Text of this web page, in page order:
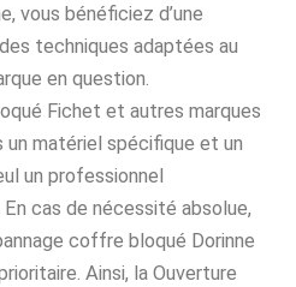
vous bénéficiez d’une
techniques adaptées au
en question.
Fichet et autres marques
matériel spécifique et un
un professionnel
cas de nécessité absolue,
coffre bloqué Dorinne
Ainsi, la Ouverture